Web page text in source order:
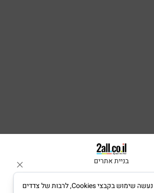
בניית אתרים
לידיעתך, באתרנו נעשה שימוש בקבצי Cookies, לרבות של צדדים